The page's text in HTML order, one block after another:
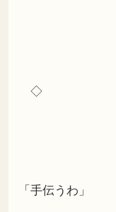
◇
「手伝うわ」